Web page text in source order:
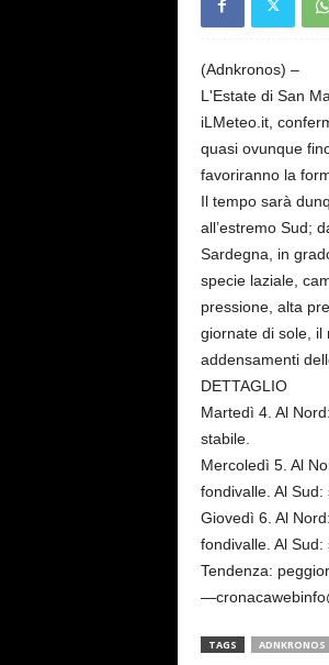
(Adnkronos) –
L'Estate di San
iLMeteo.it,
quasi ovunque
favoriranno la
Il tempo sarà
all’estremo Sud;
Sardegna, in
specie laziale,
pressione, alta
giornate di sole, il
addensamenti
DETTAGLIO
Martedì 4. Al
stabile.
Mercoledì 5. Al
fondivalle. Al Sud:
Giovedì 6. Al
fondivalle. Al
Tendenza:
TAGS ADNKRONOS